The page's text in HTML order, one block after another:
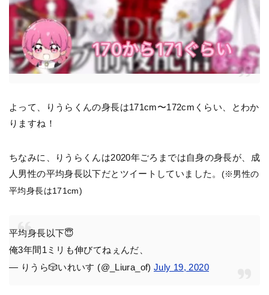
よって、りうらくんの身長は171cm〜172cmくらい、とわか
りますね！
ちなみに、りうらくんは2020年ごろまでは自身の身長が、成
人男性の平均身長以下だとツイートしていました。 (※男性の
平均身長は171cm)
平均身長以下😇
俺3年間1ミリも伸びてねぇんだ、
— りうら🎲いれいす (@_Liura_of)July 19, 2020